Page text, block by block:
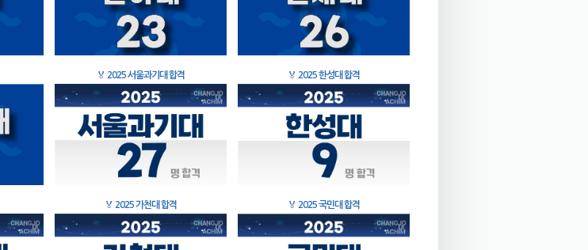
🏅 2025 서울과기대 합격 🏅 2025 한성대 합격
🏅 2025 가천대 합격 🏅 2025 국민대 합격